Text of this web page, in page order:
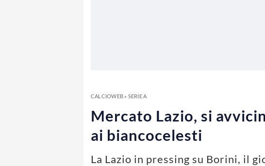
CALCIOWEB» SERIE A
Mercato Lazio, si
ai biancocelesti
La Lazio in pressing su Borini, il